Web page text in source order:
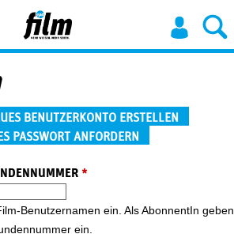
Jump to Navigation
BENUTZERKONTO ERSTELLEN
PASSWORT ANFORDERN
*
Benutzernamen ein. Als AbonnentIn geben
ein.